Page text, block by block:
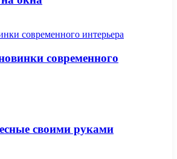
современного
своими руками